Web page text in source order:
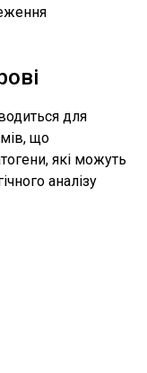
для
що
які можуть
аналізу